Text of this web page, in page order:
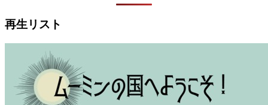
再生リスト